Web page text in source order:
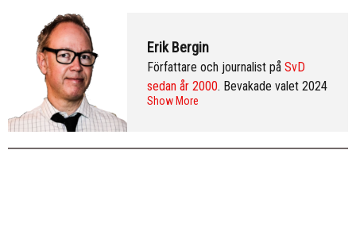
Erik Bergin
Författare och journalist på SvD
sedan år 2000. Bevakade valet 2024
från Washington DC och var SvD:s
Show More